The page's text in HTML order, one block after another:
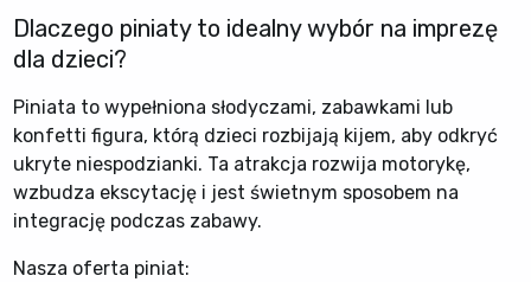
Dlaczego piniaty to idealny wybór na imprezę
dla dzieci?
Piniata to wypełniona słodyczami, zabawkami lub
konfetti figura, którą dzieci rozbijają kijem, aby odkryć
ukryte niespodzianki. Ta atrakcja rozwija motorykę,
wzbudza ekscytację i jest świetnym sposobem na
integrację podczas zabawy.
Nasza oferta piniat: